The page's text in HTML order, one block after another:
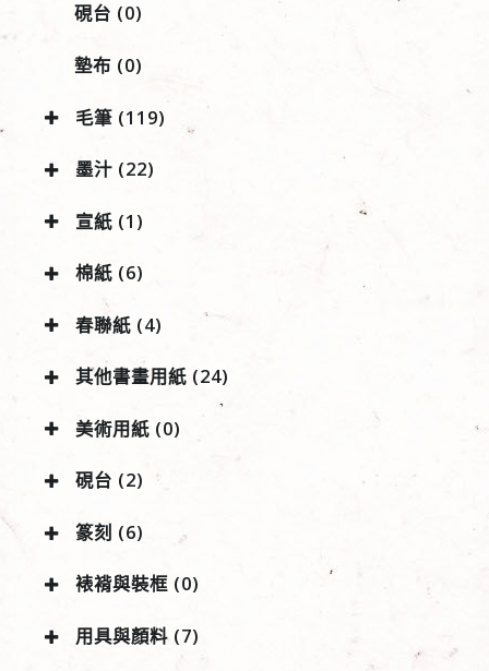
硯台 (0)
墊布 (0)
毛筆 (119)
墨汁 (22)
宣紙 (1)
棉紙 (6)
春聯紙 (4)
其他書畫用紙 (24)
美術用紙 (0)
硯台 (2)
篆刻 (6)
裱褙與裝框 (0)
用具與顏料 (7)